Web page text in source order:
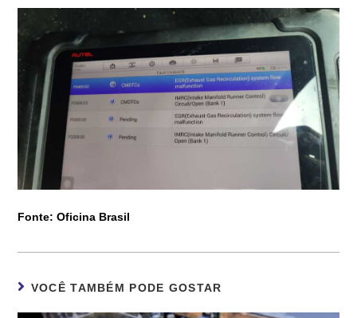
Fonte: Oficina Brasil
VOCÊ TAMBÉM PODE GOSTAR